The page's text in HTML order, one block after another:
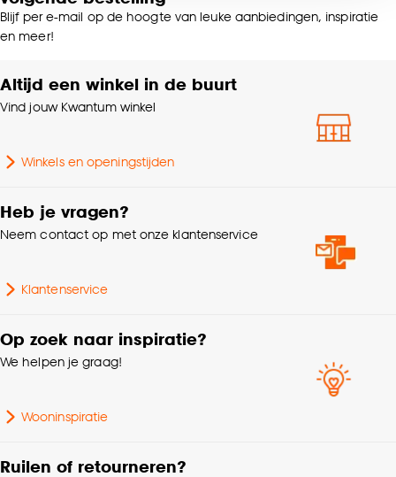
voor kiezen om bepaalde cookies wel of niet te
accepteren door op ‘Cookies aanpassen’ te
Goed om te weten is dat je deze keuze altijd nog
kan aanpassen, bekijk hiervoor onze
Samenstelling
Hoogte 1 CM
Breedte 160 CM
Blijf per e-mail op de hoogte van leuke aanbiedingen, inspiratie
en meer!
Altijd een winkel in de buurt
Vind jouw Kwantum winkel
Winkels en openingstijden
Heb je vragen?
Neem contact op met onze klantenservice
Klantenservice
Op zoek naar inspiratie?
We helpen je graag!
Wooninspiratie
Ruilen of retourneren?